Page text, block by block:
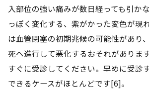
入部位の強い痛みが数日経っても引か
っぽく変化する、紫がかった変色が現
は血管閉塞の初期兆候の可能性があり
死へ進行して悪化するおそれがありま
すぐに受診してください。早めに受診
できるケースがほとんどです[6]。